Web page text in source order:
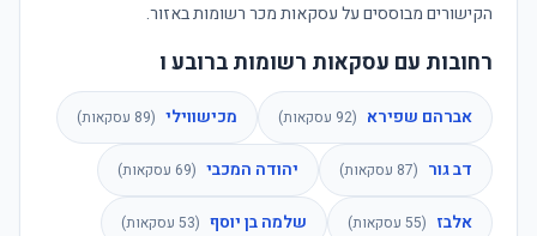
הקישורים מבוססים על עסקאות מכר רשומות באזור.
רחובות עם עסקאות רשומות ברובע ו
אברהם שפירא (
92 עסקאות) מכישווילי (
89 עסקאות)
דב גור (
87 עסקאות) יהודה המכבי (
69 עסקאות)
אלבז (
55 עסקאות) שלמה בן יוסף (
53 עסקאות)